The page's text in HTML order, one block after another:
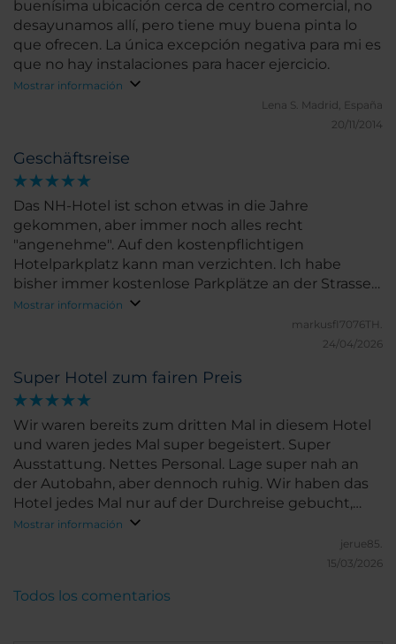
buenísima ubicación cerca de centro comercial, no
desayunamos allí, pero tiene muy buena pinta lo
que ofrecen. La única excepción negativa para mi es
que no hay instalaciones para hacer ejercicio.
Mostrar información
Lena S. Madrid, España
20/11/2014
Geschäftsreise
Das NH-Hotel ist schon etwas in die Jahre
gekommen, aber immer noch alles recht
"angenehme". Auf den kostenpflichtigen
Hotelparkplatz kann man verzichten. Ich habe
bisher immer kostenlose Parkplätze an der Strasse
bzw. Seitenstrasse davor gefunden. Danke für das
Zimmer-upgrade und das Willkommensgeschenk.
Mostrar información
markusfI7076TH.
24/04/2026
Super Hotel zum fairen Preis
Wir waren bereits zum dritten Mal in diesem Hotel
und waren jedes Mal super begeistert. Super
Ausstattung. Nettes Personal. Lage super nah an
der Autobahn, aber dennoch ruhig. Wir haben das
Hotel jedes Mal nur auf der Durchreise gebucht,
somit können wir nicht viel zu der Umgebung vor
Mostrar información
jerue85.
15/03/2026
Todos los comentarios